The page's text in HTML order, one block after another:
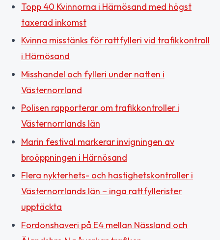
Topp 40 Kvinnorna i Härnösand med högst
taxerad inkomst
Kvinna misstänks för rattfylleri vid trafikkontroll
i Härnösand
Misshandel och fylleri under natten i
Västernorrland
Polisen rapporterar om trafikkontroller i
Västernorrlands län
Marin festival markerar invigningen av
broöppningen i Härnösand
Flera nykterhets- och hastighetskontroller i
Västernorrlands län – inga rattfyllerister
upptäckta
Fordonshaveri på E4 mellan Nässland och